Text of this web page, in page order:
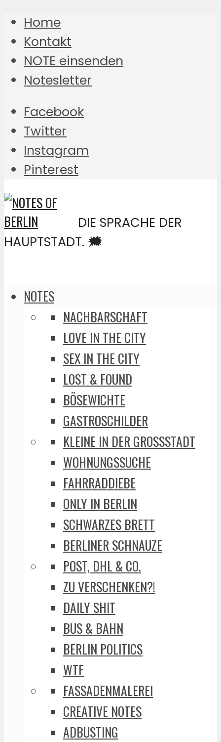
Home
Kontakt
NOTE einsenden
Notesletter
Facebook
Twitter
Instagram
Pinterest
DIE SPRACHE DER
HAUPTSTADT. 🗯️
NOTES
NACHBARSCHAFT
LOVE IN THE CITY
SEX IN THE CITY
LOST & FOUND
BÖSEWICHTE
GASTROSCHILDER
KLEINE IN DER GROSSSTADT
WOHNUNGSSUCHE
FAHRRADDIEBE
ONLY IN BERLIN
SCHWARZES BRETT
BERLINER SCHNAUZE
POST, DHL & CO.
ZU VERSCHENKEN?!
DAILY SHIT
BUS & BAHN
BERLIN POLITICS
WTF
FASSADENMALEREI
CREATIVE NOTES
ADBUSTING